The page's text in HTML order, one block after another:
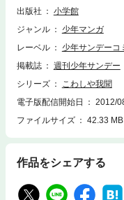
出版社
小学館
ジャンル
少年マンガ
レーベル
少年サンデーコ
掲載誌
週刊少年サンデー
シリーズ
こわしや我聞
電子版配信開始日
2012/
ファイルサイズ
42.33 MB
作品をシェアする